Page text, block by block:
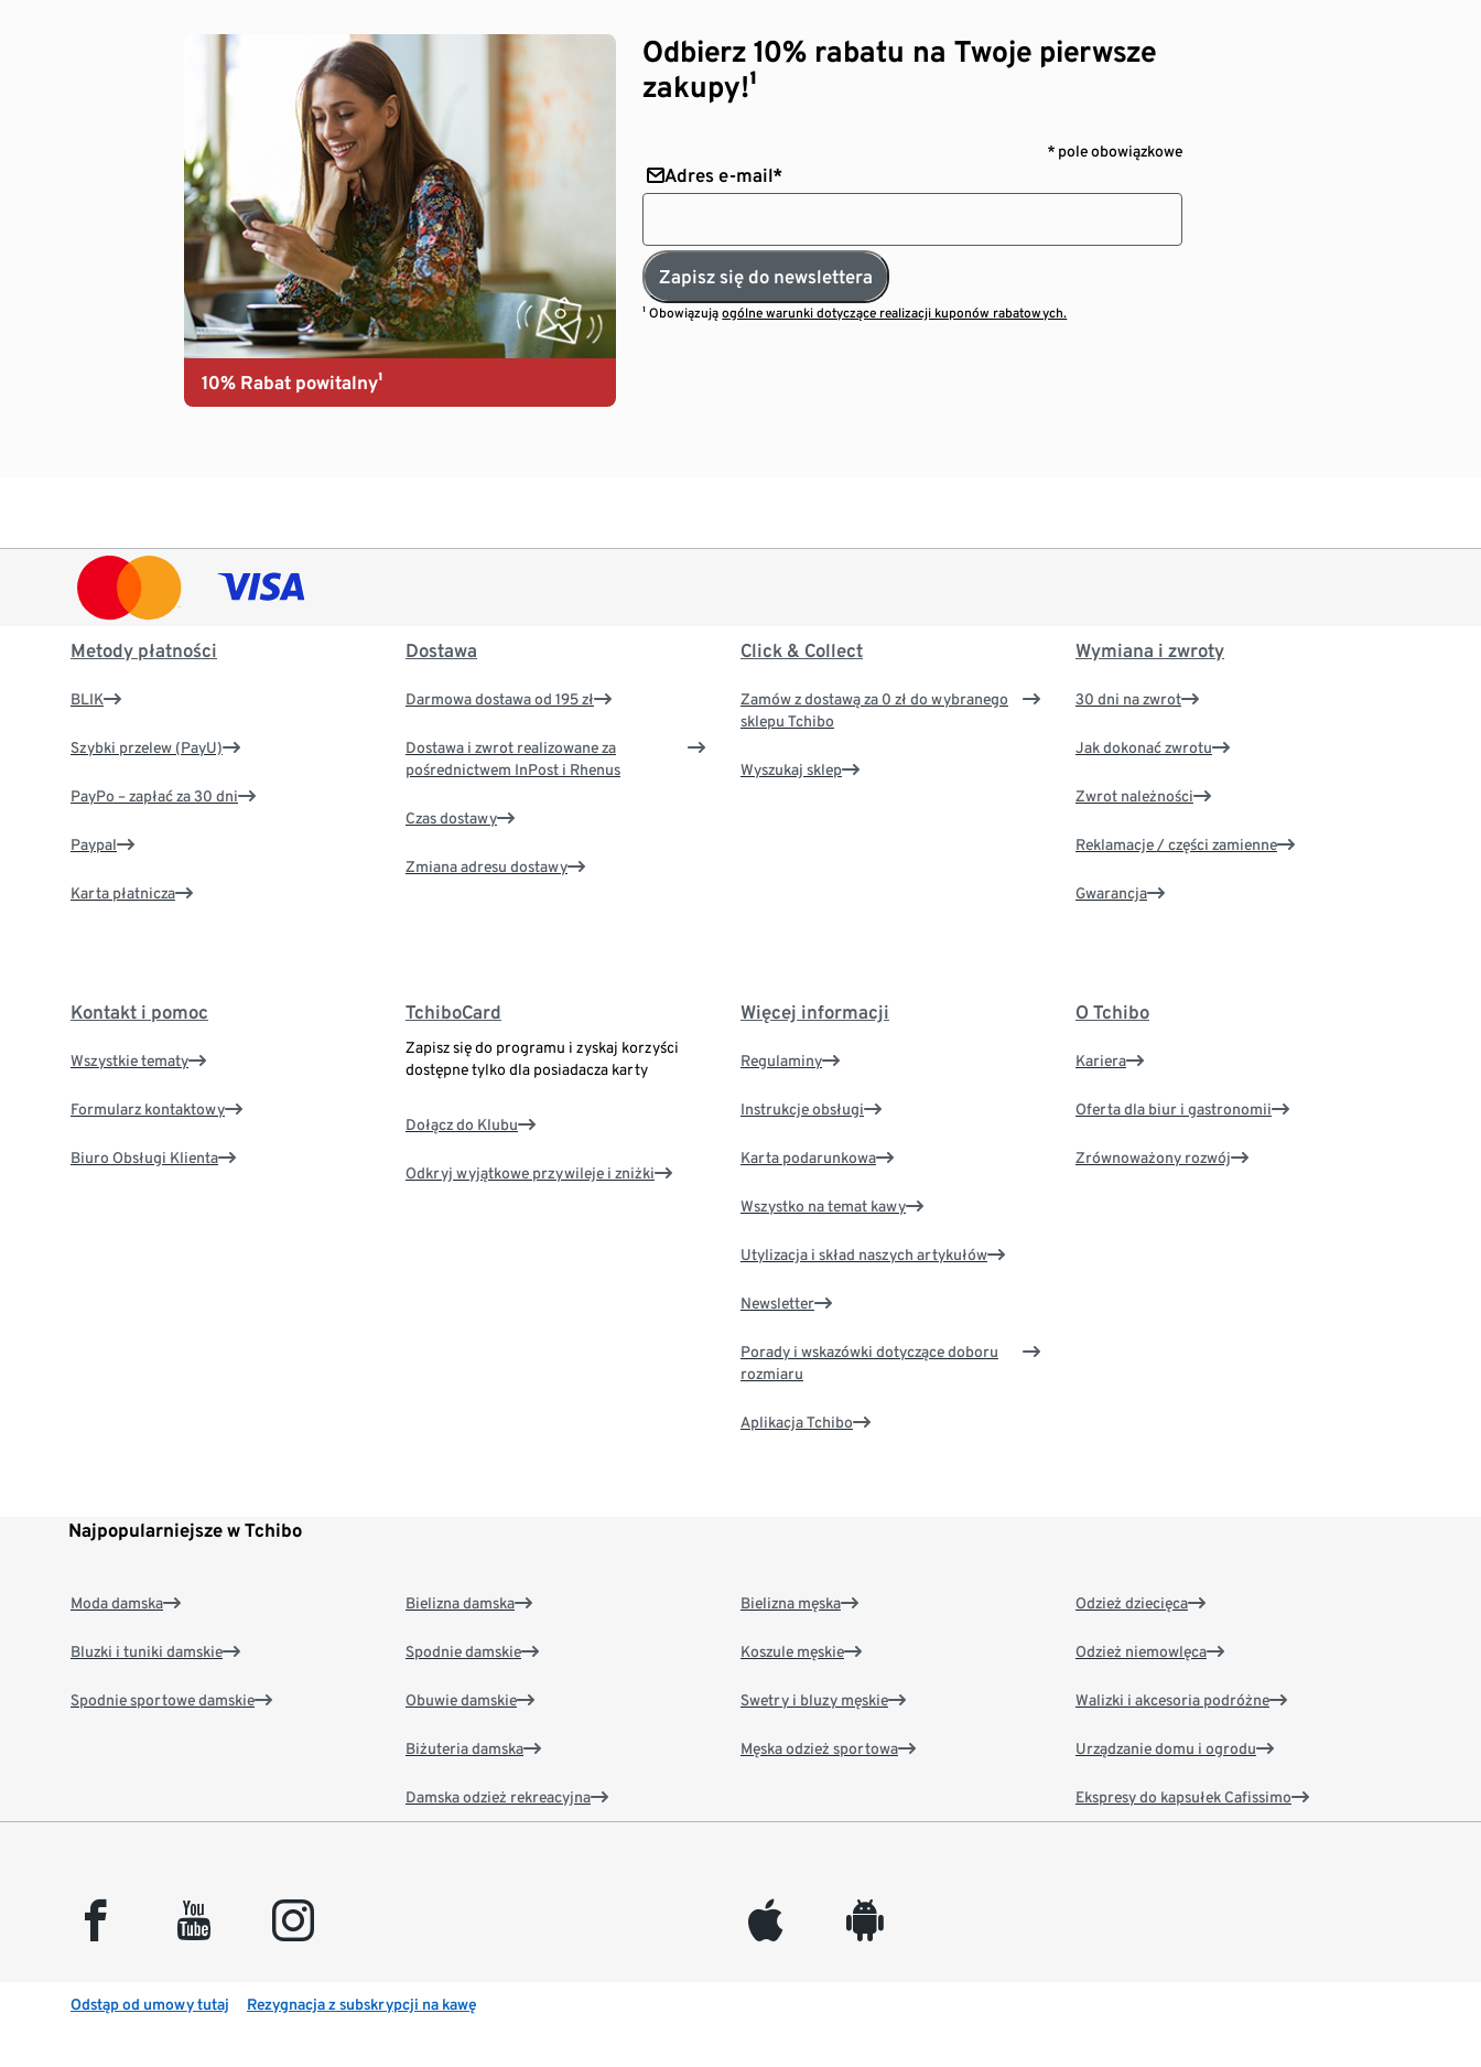
10% Rabat powitalny¹
Odbierz 10% rabatu na Twoje pierwsze
zakupy!¹
* pole obowiązkowe
Adres e-mail*
Zapisz się do newslettera
¹ Obowiązująogólne warunki dotyczące realizacji kuponów rabatowych.
Metody płatności
BLIK
Szybki przelew (PayU)
PayPo – zapłać za 30 dni
Paypal
Karta płatnicza
Dostawa
Darmowa dostawa od 195 zł
Dostawa i zwrot realizowane za
pośrednictwem InPost i Rhenus
Czas dostawy
Zmiana adresu dostawy
Click & Collect
Zamów z dostawą za 0 zł do wybranego
sklepu Tchibo
Wyszukaj sklep
Wymiana i zwroty
30 dni na zwrot
Jak dokonać zwrotu
Zwrot należności
Reklamacje / części zamienne
Gwarancja
Kontakt i pomoc
Wszystkie tematy
Formularz kontaktowy
Biuro Obsługi Klienta
TchiboCard
Zapisz się do programu i zyskaj korzyści
dostępne tylko dla posiadacza karty
Dołącz do Klubu
Odkryj wyjątkowe przywileje i zniżki
Więcej informacji
Regulaminy
Instrukcje obsługi
Karta podarunkowa
Wszystko na temat kawy
Utylizacja i skład naszych artykułów
Newsletter
Porady i wskazówki dotyczące doboru
rozmiaru
Aplikacja Tchibo
O Tchibo
Kariera
Oferta dla biur i gastronomii
Zrównoważony rozwój
Najpopularniejsze w Tchibo
Moda damska
Bluzki i tuniki damskie
Spodnie sportowe damskie
Bielizna damska
Spodnie damskie
Obuwie damskie
Biżuteria damska
Damska odzież rekreacyjna
Bielizna męska
Koszule męskie
Swetry i bluzy męskie
Męska odzież sportowa
Odzież dziecięca
Odzież niemowlęca
Walizki i akcesoria podróżne
Urządzanie domu i ogrodu
Ekspresy do kapsułek Cafissimo
facebook youtube instagram appleinc android
Odstąp od umowy tutaj Rezygnacja z subskrypcji na kawę